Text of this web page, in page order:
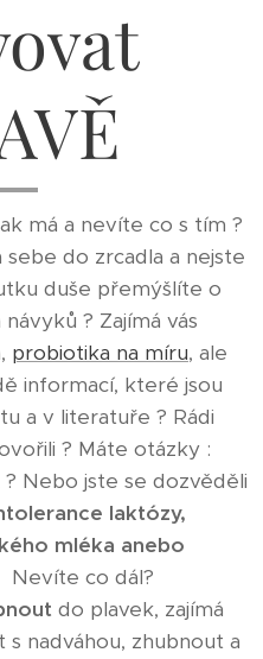
má a nevíte co s tím ?
do zrcadla a nejste
duše přemýšlíte o
? Zajímá vás
, probiotika na míru, ale
informací, které jsou
a v literatuře ? Rádi
? Máte otázky :
? Nebo jste se dozvěděli
laktózy,
mléka anebo
Nevíte co dál?
do plavek, zajímá
nadváhou, zhubnout a